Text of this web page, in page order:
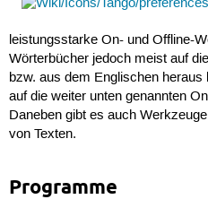
leistungsstarke On- und Offline-
Wörterbücher jedoch meist auf
bzw. aus dem Englischen
auf die weiter unten genannten
Daneben gibt es auch
von Texten.
Programme